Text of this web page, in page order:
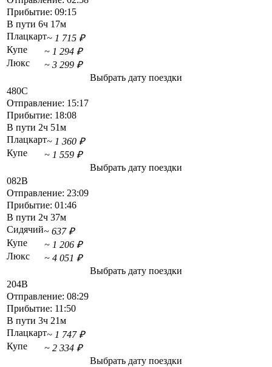
Прибытие: 09:15
В пути 6ч 17м
Плацкарт~ 1 715 ₽
Купе
~ 1 294 ₽
Люкс
~ 3 299 ₽
Выбрать дату поездки
480С
Отправление: 15:17
Прибытие: 18:08
В пути 2ч 51м
Плацкарт~ 1 360 ₽
Купе
~ 1 559 ₽
Выбрать дату поездки
082В
Отправление: 23:09
Прибытие: 01:46
В пути 2ч 37м
Сидячий~ 637 ₽
Купе
~ 1 206 ₽
Люкс
~ 4 051 ₽
Выбрать дату поездки
204В
Отправление: 08:29
Прибытие: 11:50
В пути 3ч 21м
Плацкарт~ 1 747 ₽
Купе
~ 2 334 ₽
Выбрать дату поездки